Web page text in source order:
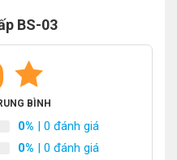
BS-03
BÌNH
0% | 0 đánh giá
0% | 0 đánh giá